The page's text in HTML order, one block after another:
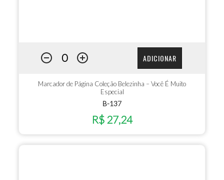
ADICIONAR
Marcador de Página Coleção Belezinha – Você É Muito
Especial
B-137
R$ 27,24